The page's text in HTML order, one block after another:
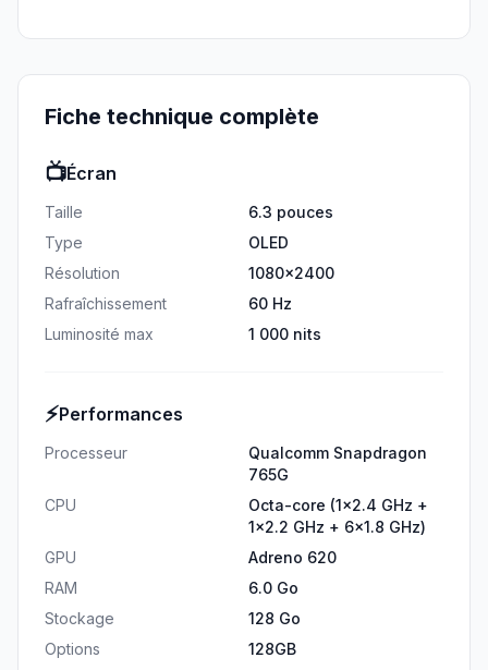
Fiche technique complète
📺Écran
Taille
6.3 pouces
Type
OLED
Résolution
1080x2400
Rafraîchissement
60 Hz
Luminosité max
1 000 nits
⚡Performances
Processeur
Qualcomm Snapdragon
765G
CPU
Octa-core (1x2.4 GHz +
1x2.2 GHz + 6x1.8 GHz)
GPU
Adreno 620
RAM
6.0 Go
Stockage
128 Go
Options
128GB